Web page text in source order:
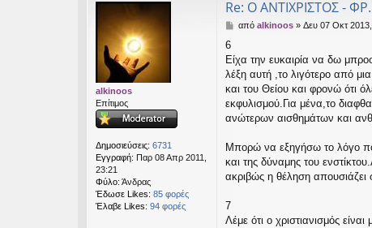
alkinoos
Επίτιμος
Δημοσιεύσεις: 6731
Εγγραφή: Παρ 08 Απρ 2011,
23:21
Φύλο: Άνδρας
Έδωσε Likes: 85 φορές
Έλαβε Likes: 94 φορές
Re: Ο ΑΝΤΙΧΡΙΣΤΟΣ -
Δ
ο
σ
ί
υ
σ
από alkinoos» Δευ 07 Οκτ
6
Είχα την ευκαιρία να δω
λέξη αυτή ,το λιγότερο από
και του Θείου και φρονώ ότι
εκφυλισμού.Για μένα,το
ανώτερων αισθημάτων και
Μπορώ να εξηγήσω το λόγο
και της δύναμης του
ακριβώς η θέληση απουσιάζει
7
Λέμε ότι ο χριστιανισμός